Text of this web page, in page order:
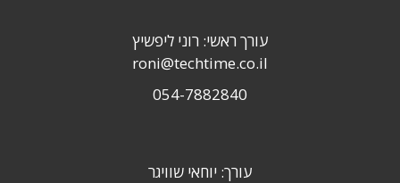
עורך ראשי: רוני ליפשיץ
roni@techtime.co.il
054-7882840
עורך: יוחאי שוויגר